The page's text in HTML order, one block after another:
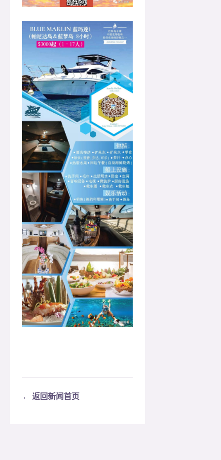
← 返回新闻首页